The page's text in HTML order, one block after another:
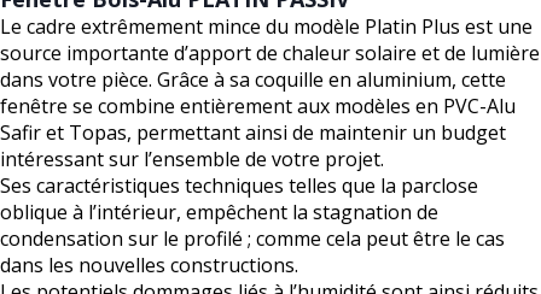
Le cadre extrêmement mince du modèle Platin Plus est une
source importante d’apport de chaleur solaire et de lumière
dans votre pièce. Grâce à sa coquille en aluminium, cette
fenêtre se combine entièrement aux modèles en PVC-Alu
Safir et Topas, permettant ainsi de maintenir un budget
intéressant sur l’ensemble de votre projet.
Ses caractéristiques techniques telles que la parclose
oblique à l’intérieur, empêchent la stagnation de
condensation sur le profilé ; comme cela peut être le cas
dans les nouvelles constructions.